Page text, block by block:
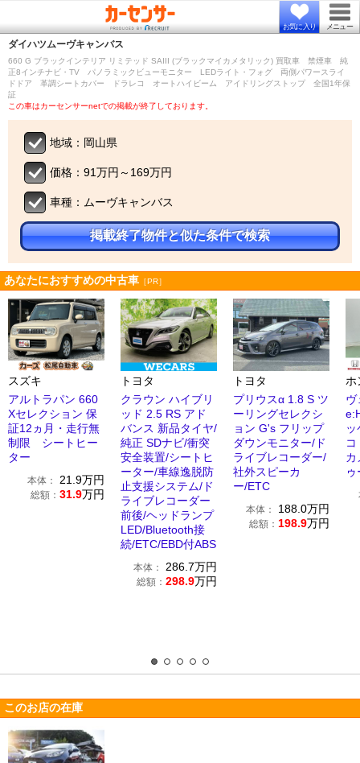
お気に入り メニュー
ダイハツムーヴキャンバス
660 G ブラックインテリア リミテッド SAIII (ブラックマイカメタリック) 買取車 禁煙車 純
正8インチナビ・TV パノラミックビューモニター LEDライト・フォグ 両側パワースライ
ドドア 革調シートカバー ドラレコ オートハイビーム アイドリングストップ 全国1年保
証
この車はカーセンサーnetでの掲載が終了しております。
地域：岡山県
価格：91万円～169万円
車種：ムーヴキャンバス
掲載終了物件と似た条件で検索
あなたにおすすめの中古車 ［PR］
スズキ
アルトラパン 660
Xセレクション 保
証12ヵ月・走行無
制限 シートヒー
ター
本体： 21.9万円
総額： 31.9万円
トヨタ
クラウン ハイブリ
ッド 2.5 RS アド
バンス 新品タイヤ/
純正 SDナビ/衝突
安全装置/シートヒ
ーター/車線逸脱防
止支援システム/ド
ライブレコーダー
前後/ヘッドランプ
LED/Bluetooth接
続/ETC/EBD付ABS
本体： 286.7万円
総額： 298.9万円
トヨタ
プリウスα 1.8 S ツ
ーリングセレクシ
ョン G's フリップ
ダウンモニター/ド
ライブレコーダー/
社外スピーカ
ー/ETC
本体： 188.0万円
総額： 198.9万円
ホ
ヴ
このお店の在庫